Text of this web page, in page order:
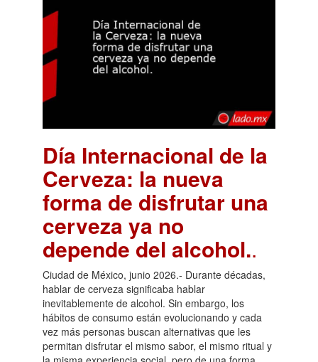
Día Internacional de la
Cerveza: la nueva
forma de disfrutar una
cerveza ya no
depende del alcohol..
Ciudad de México, junio 2026.- Durante décadas,
hablar de cerveza significaba hablar
inevitablemente de alcohol. Sin embargo, los
hábitos de consumo están evolucionando y cada
vez más personas buscan alternativas que les
permitan disfrutar el mismo sabor, el mismo ritual y